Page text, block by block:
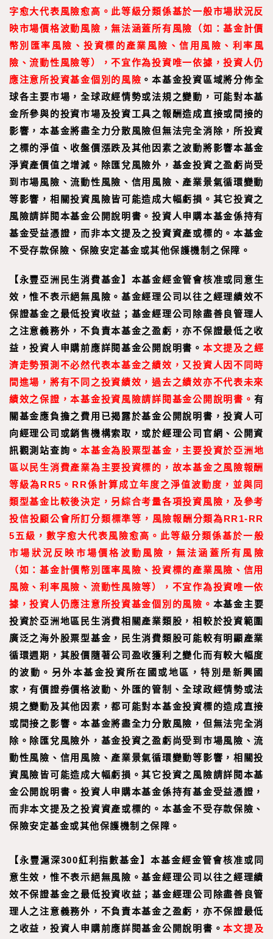
字愈大代表風險愈高。此等級分類係基於一般市場狀況反
映市場價格波動風險，無法涵蓋所有風險（如：基金計價
幣別匯率風險、投資標的產業風險、信用風險、利率風
險、流動性風險等），不宜作為投資唯一依據，投資人仍
應注意所投資基金個別的風險 。本基金投資區域將分佈全
球各主要市場，全球政經情勢或法規之變動，可能對本基
金所參與的投資市場及投資工具之報酬造成直接或間接的
影響，本基金將盡全力分散風險但無法完全消除，所投資
之標的淨值、收盤價漲跌及其他因素之波動將影響本基金
淨資產價值之增減。除匯兌風險外，基金投資之盈虧尚受
到市場風險、流動性風險、信用風險、產業景氣循環變動
等影響，相關投資風險皆可能造成大幅虧損。其它投資之
風險請詳閱本基金公開說明書。投資人申購本基金係持有
基金受益憑證，而非本文提及之投資資產或標的。本基金
不受存款保險、保險安定基金或其他保護機制之保障。
【永豐亞洲民生消費基金】 本基金經金管會核准或同意生
效，惟不表示絕無風險。基金經理公司以往之經理績效不
保證基金之最低投資收益；基金經理公司除盡善良管理人
之注意義務外，不負責本基金之盈虧，亦不保證最低之收
益，投資人申購前應詳閱基金公開說明書。 本文提及之經
濟走勢預測不必然代表本基金之績效，又投資人因不同時
間進場，將有不同之投資績效，過去之績效亦不代表未來
績效之保證，本基金投資風險請詳閱基金公開說明書。 有
關基金應負擔之費用已揭露於基金公開說明書，投資人可
向經理公司或銷售機構索取，或於經理公司官網、公開資
訊觀測站查詢。本基金為股票型基金，主要投資於亞洲地
區以民生消費產業為主要投資標的，故本基金之風險報酬
等級為RR5。RR係計算成立年度之淨值波動度，並與同
類型基金比較後決定，另綜合考量各項投資風險，及參考
投信投顧公會所訂分類標準等，風險報酬分類為RR1-RR
5五級，數字愈大代表風險愈高。此等級分類係基於一般
市場狀況反映市場價格波動風險，無法涵蓋所有風險
（如：基金計價幣別匯率風險、投資標的產業風險、信用
風險、利率風險、流動性風險等），不宜作為投資唯一依
據，投資人仍應注意所投資基金個別的風險。 本基金主要
投資於亞洲地區民生消費相關產業類股，相較於投資範圍
廣泛之海外股票型基金，民生消費類股可能較有明顯產業
循環週期，其股價隨著公司盈收獲利之變化而有較大幅度
的波動。另外本基金投資所在國或地區，特別是新興國
家，有價證券價格波動、外匯的管制、全球政經情勢或法
規之變動及其他因素，都可能對本基金投資標的造成直接
或間接之影響。本基金將盡全力分散風險，但無法完全消
除。除匯兌風險外，基金投資之盈虧尚受到市場風險、流
動性風險、信用風險、產業景氣循環變動等影響，相關投
資風險皆可能造成大幅虧損。其它投資之風險請詳閱本基
金公開說明書。投資人申購本基金係持有基金受益憑證，
而非本文提及之投資資產或標的。本基金不受存款保險、
保險安定基金或其他保護機制之保障。
【永豐滬深300紅利指數基金】本基金經金管會核准或同
意生效，惟不表示絕無風險。基金經理公司以往之經理績
效不保證基金之最低投資收益；基金經理公司除盡善良管
理人之注意義務外，不負責本基金之盈虧，亦不保證最低
之收益，投資人申購前應詳閱基金公開說明書。本文提及